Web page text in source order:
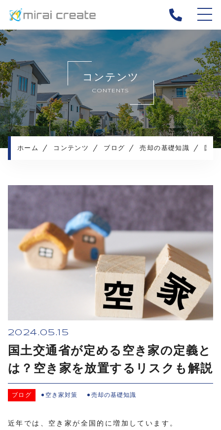
ホーム
当社について
ご相談事例
不動産売却メニュー
お客様の声
売却の流れ
コンテンツ
CONTENTS
ホーム コンテンツ ブログ 売却の基礎知識 国土交通省が定める空き家の定義とは？空き家を放置するリスクも解説
2024.05.15
国土交通省が定める空き家の定義と
は？空き家を放置するリスクも解説
ブログ 空き家対策 売却の基礎知識
近年では、空き家が全国的に増加しています。